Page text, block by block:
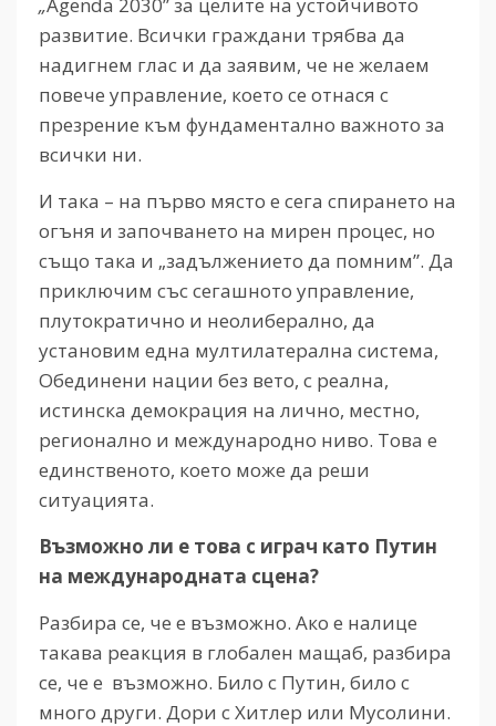
развитие. Всички граждани трябва да
надигнем глас и да заявим, че не желаем
повече управление, което се отнася с
презрение към фундаментално важното за
всички ни.
И така – на първо място е сега спирането на
огъня и започването на мирен процес, но
също така и „задължението да помним”. Да
приключим със сегашното управление,
плутократично и неолиберално, да
установим една мултилатерална система,
Обединени нации без вето, с реална,
истинска демокрация на лично, местно,
регионално и международно ниво. Това е
единственото, което може да реши
ситуацията.
Възможно ли е това с играч като Путин
на международната сцена?
Разбира се, че е възможно. Ако е налице
такава реакция в глобален мащаб, разбира
се, че е възможно. Било с Путин, било с
много други. Дори с Хитлер или Мусолини.